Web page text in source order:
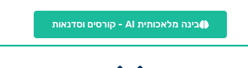
בינה מלאכותית AI - קורסים וסדנאות